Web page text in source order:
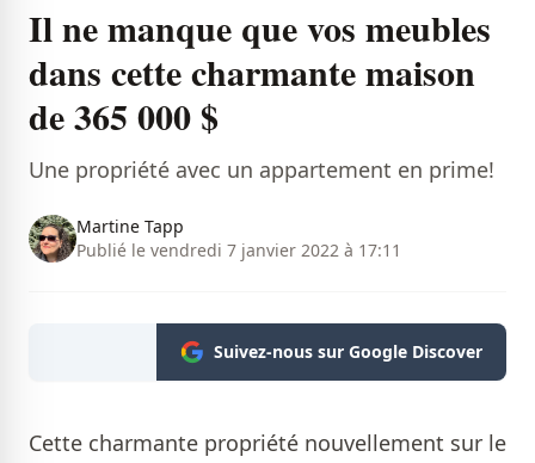
Il ne manque que vos meubles
dans cette charmante maison
de 365 000 $
Une propriété avec un appartement en prime!
Martine Tapp
Publié le vendredi 7 janvier 2022 à 17:11
Suivez-nous sur Google Discover
Cette charmante propriété nouvellement sur le